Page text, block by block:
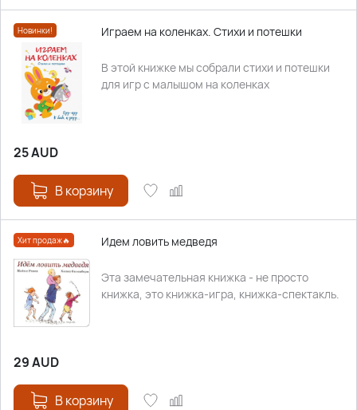
Новинки! Играем на коленках. Стихи и потешки
В этой книжке мы собрали стихи и потешки
для игр с малышом на коленках
25AUD
В корзину
Хит продаж🔥 Идем ловить медведя
Эта замечательная книжка - не просто
книжка, это книжка-игра, книжка-спектакль.
29AUD
В корзину